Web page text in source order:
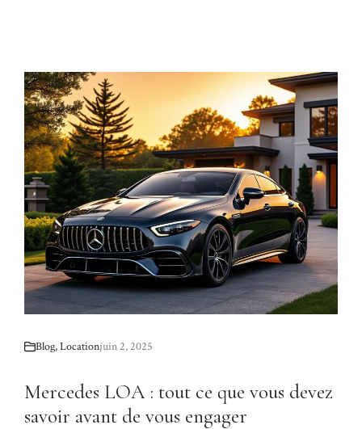
Blog,Locationjuin 2, 2025
Mercedes LOA : tout ce que vous devez
savoir avant de vous engager